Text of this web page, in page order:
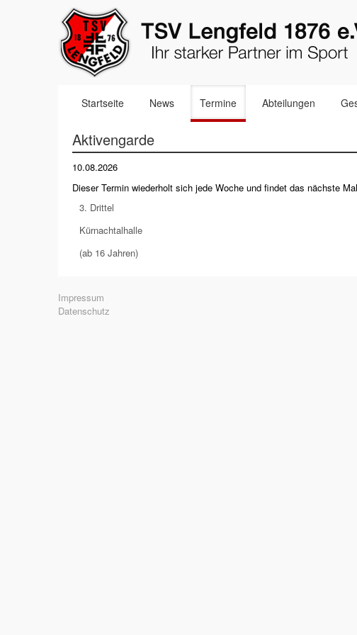
überspringen
Startseite News Termine Abteilungen
Aktivengarde
10.08.2026
Dieser Termin wiederholt sich jede Woche und findet das nächste
3. Drittel
Kürnachtalhalle
(ab 16 Jahren)
Navigation
überspringen
Impressum
Datenschutz